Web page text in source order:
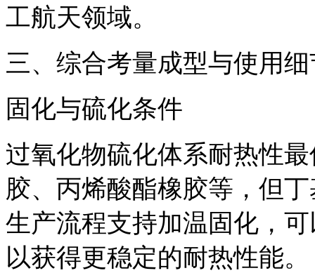
工航天领域。
三、综合考量成型与使用细
固化与硫化条件
过氧化物硫化体系耐热性
胶、丙烯酸酯橡胶等，但
生产流程支持加温固化，
以获得更稳定的耐热性能。